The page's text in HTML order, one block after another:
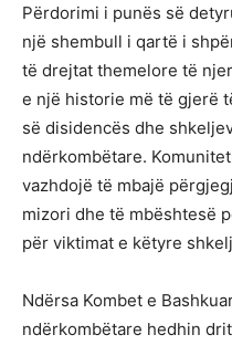
Përdorimi i punës së
një shembull i qartë i
të drejtat themelore të
e një historie më të gjerë
së disidencës dhe
ndërkombëtare.
vazhdojë të mbajë
mizori dhe të mbështesë
për viktimat e këtyre
Ndërsa Kombet e
ndërkombëtare hedhin